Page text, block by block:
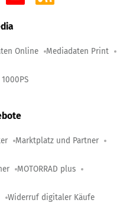
Online Mediadaten Print
Marktplatz und Partner
MOTORRAD plus
Widerruf digitaler Käufe